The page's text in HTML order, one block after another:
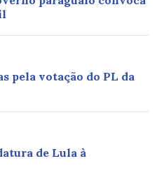
pela votação do PL da
de Lula à